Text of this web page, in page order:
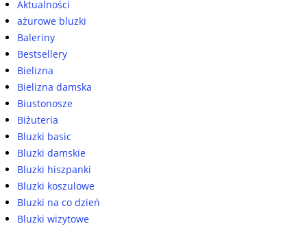
Aktualności
ażurowe bluzki
Baleriny
Bestsellery
Bielizna
Bielizna damska
Biustonosze
Biżuteria
Bluzki basic
Bluzki damskie
Bluzki hiszpanki
Bluzki koszulowe
Bluzki na co dzień
Bluzki wizytowe